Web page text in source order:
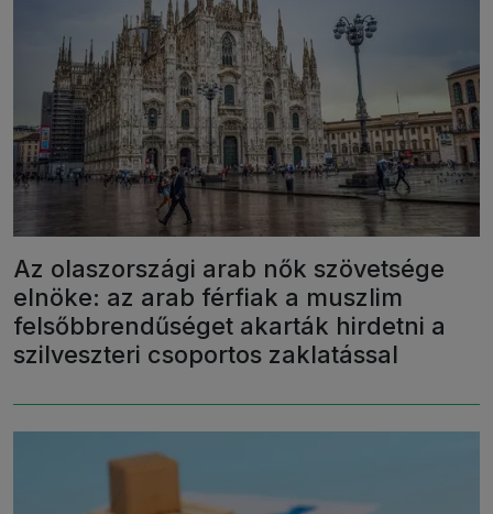
Az olaszországi arab nők szövetsége
elnöke: az arab férfiak a muszlim
felsőbbrendűséget akarták hirdetni a
szilveszteri csoportos zaklatással